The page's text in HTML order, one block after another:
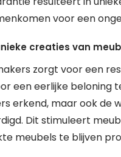
voor een
creaties van
zorgt voor een
een eerlijke beloning
erkend, maar ook de
Dit stimuleert
meubels te blijven